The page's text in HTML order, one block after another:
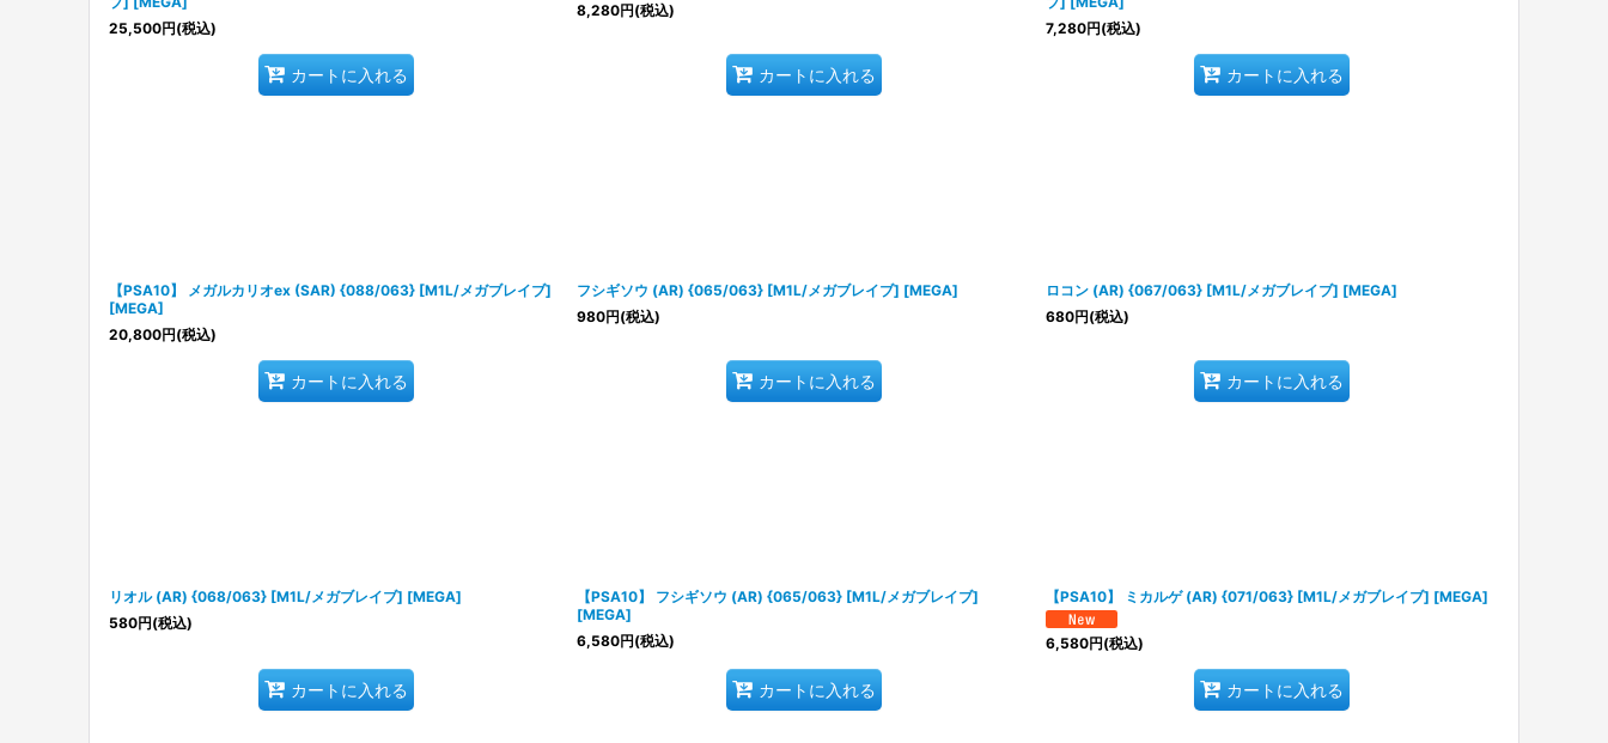
25,500円(税込)
カートに入れる
8,280円(税込)
カートに入れる
7,280円(税込)
カートに入れる
【PSA10】 メガルカリオex (SAR) {088/063} [M1L/メガブレイブ]
[MEGA]
20,800円(税込)
カートに入れる
フシギソウ (AR) {065/063} [M1L/メガブレイブ] [MEGA]
980円(税込)
カートに入れる
ロコン (AR) {067/063} [M1L/メガブレイブ] [MEGA]
680円(税込)
カートに入れる
リオル (AR) {068/063} [M1L/メガブレイブ] [MEGA]
580円(税込)
カートに入れる
【PSA10】 フシギソウ (AR) {065/063} [M1L/メガブレイブ]
[MEGA]
6,580円(税込)
カートに入れる
【PSA10】 ミカルゲ (AR) {071/063} [M1L/メガブレイブ] [MEGA]
6,580円(税込)
カートに入れる